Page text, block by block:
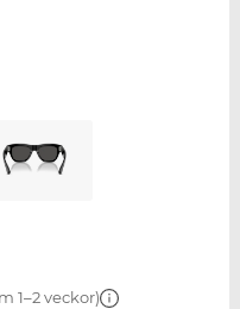
1–2 veckor)